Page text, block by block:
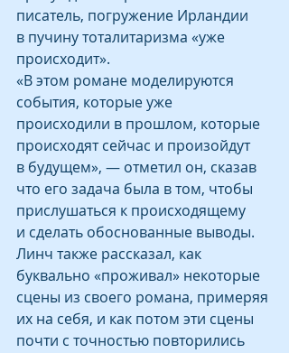
писатель, погружение Ирландии
в пучину тоталитаризма «уже
происходит».
«В этом романе моделируются
события, которые уже
происходили в прошлом, которые
происходят сейчас и произойдут
в будущем», — отметил он, сказав
что его задача была в том, чтобы
прислушаться к происходящему
и сделать обоснованные выводы.
Линч также рассказал, как
буквально «проживал» некоторые
сцены из своего романа, примеряя
их на себя, и как потом эти сцены
почти с точностью повторились